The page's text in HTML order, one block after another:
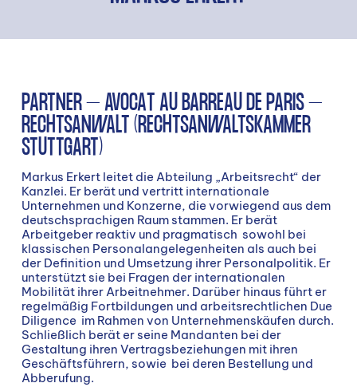
PARTNER – AVOCAT AU BARREAU DE PARIS –
RECHTSANWALT (RECHTSANWALTSKAMMER
STUTTGART)
Markus Erkert leitet die Abteilung „Arbeitsrecht“ der
Kanzlei. Er berät und vertritt internationale
Unternehmen und Konzerne, die vorwiegend aus dem
deutschsprachigen Raum stammen. Er berät
Arbeitgeber reaktiv und pragmatisch sowohl bei
klassischen Personalangelegenheiten als auch bei
der Definition und Umsetzung ihrer Personalpolitik. Er
unterstützt sie bei Fragen der internationalen
Mobilität ihrer Arbeitnehmer. Darüber hinaus führt er
regelmäßig Fortbildungen und arbeitsrechtlichen Due
Diligence im Rahmen von Unternehmenskäufen durch.
Schließlich berät er seine Mandanten bei der
Gestaltung ihren Vertragsbeziehungen mit ihren
Geschäftsführern, sowie bei deren Bestellung und
Abberufung.